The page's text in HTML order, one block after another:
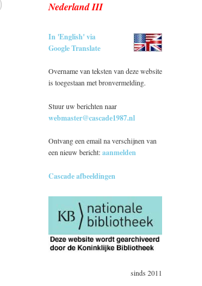
Nederland III
In 'English' via
Google Translate
Overname van teksten van deze website
is toegestaan met bronvermelding.
Stuur uw berichten naar
webmaster@cascade1987.nl
Ontvang een email na verschijnen van
een nieuw bericht:aanmelden
Cascade afbeeldingen
sinds 2011